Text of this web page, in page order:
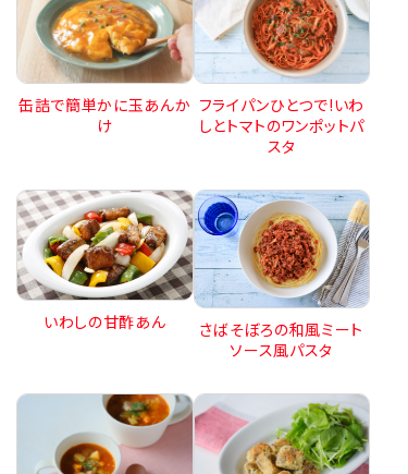
缶詰で簡単かに玉あんか
け
フライパンひとつで!いわ
しとトマトのワンポットパ
スタ
いわしの甘酢あん
さばそぼろの和風ミート
ソース風パスタ